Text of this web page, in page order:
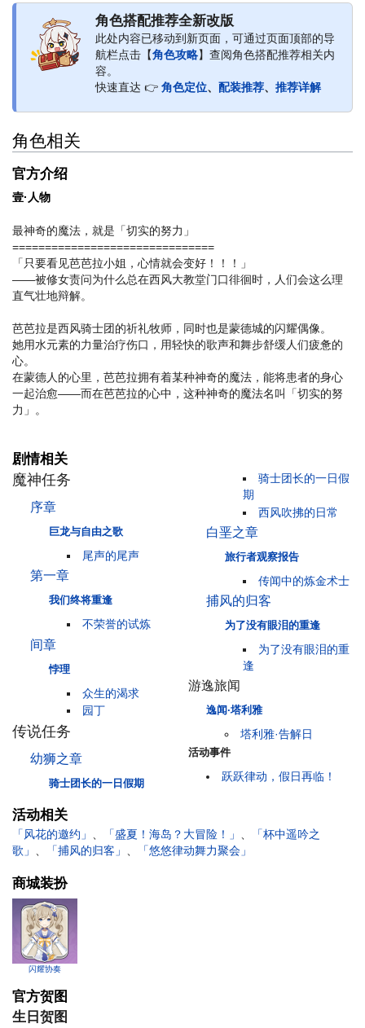
角色搭配推荐全新改版
此处内容已移动到新页面，可通过页面顶部的导
航栏点击【角色攻略】查阅角色搭配推荐相关内
容。
快速直达 👉 角色定位、 配装推荐、 推荐详解
角色相关
官方介绍
壹·人物
最神奇的魔法，就是「切实的努力」
===============================
「只要看见芭芭拉小姐，心情就会变好！！！」
——被修女责问为什么总在西风大教堂门口徘徊时，人们会这么理
直气壮地辩解。
芭芭拉是西风骑士团的祈礼牧师，同时也是蒙德城的闪耀偶像。
她用水元素的力量治疗伤口，用轻快的歌声和舞步舒缓人们疲惫的
心。
在蒙德人的心里，芭芭拉拥有着某种神奇的魔法，能将患者的身心
一起治愈——而在芭芭拉的心中，这种神奇的魔法名叫「切实的努
力」。
剧情相关
魔神任务
序章
巨龙与自由之歌
尾声的尾声
第一章
我们终将重逢
不荣誉的试炼
间章
悖理
众生的渴求
园丁
传说任务
幼狮之章
骑士团长的一日假期
骑士团长的一日假
期
西风吹拂的日常
白垩之章
旅行者观察报告
传闻中的炼金术士
捕风的归客
为了没有眼泪的重逢
为了没有眼泪的重
逢
游逸旅闻
逸闻·塔利雅
塔利雅·告解日
活动事件
跃跃律动，假日再临！
活动相关
「风花的邀约」 「盛夏！海岛？大冒险！」
「杯中遥吟之
歌」
「捕风的归客」 「悠悠律动舞力聚会」
商城装扮
闪耀协奏
官方贺图
生日贺图